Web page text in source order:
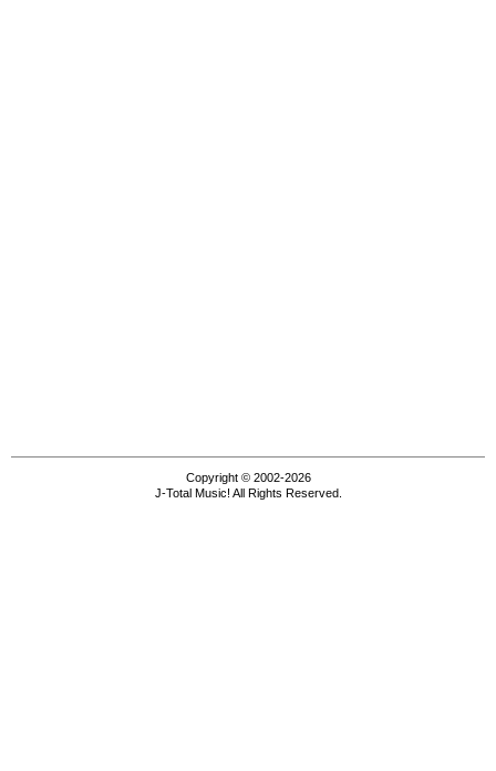
Copyright © 2002-2026
J-Total Music! All Rights Reserved.